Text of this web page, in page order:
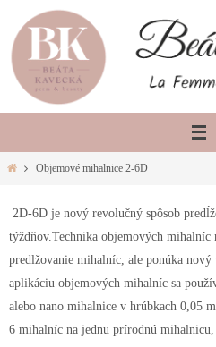
content
HomeObjemové mihalnice 2-6D
2D-6D je nový revolučný spôsob
týždňov.Technika objemových mihalníc
predlžovanie mihalníc, ale ponúka
aplikáciu objemových mihalníc sa
alebo nano mihalnice v hrúbkach 0,05
6 mihalníc na jednu prírodnú